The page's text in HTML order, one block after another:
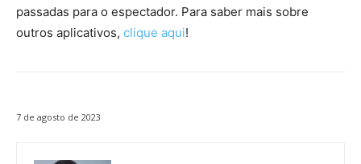
passadas para o espectador. Para saber mais sobre
outros aplicativos, clique aqui!
7 de agosto de 2023